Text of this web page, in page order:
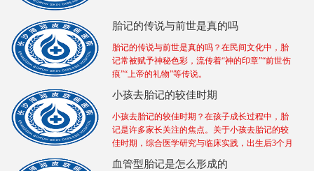
胎记的传说与前世是真的吗
胎记的传说与前世是真的吗？在民间文化中，胎
记常被赋予神秘色彩，流传着“神的印章”“前世伤
痕”“上帝的礼物”等传说。
小孩去胎记的较佳时期
小孩去胎记的较佳时期？在孩子成长过程中，胎
记是许多家长关注的焦点。关于小孩去胎记的较
佳时期，综合医学研究与临床实践，出生后3个月
血管型胎记是怎么形成的